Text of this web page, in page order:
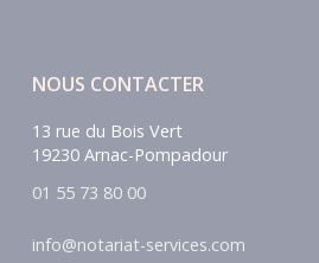
NOUS CONTACTER
13 rue du Bois Vert
19230 Arnac-Pompadour
01 55 73 80 00
info@notariat-services.com